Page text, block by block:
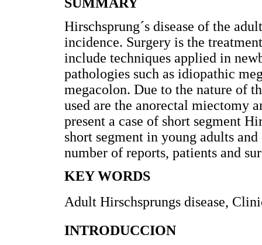
SUMMARY
Hirschsprung´s disease of the
incidence. Surgery is the
include techniques applied in
pathologies such as idiopathic
megacolon. Due to the nature of
used are the anorectal miectomy
present a case of short segment
short segment in young adults
number of reports, patients and
KEY WORDS
Adult Hirschsprungs disease,
INTRODUCCION